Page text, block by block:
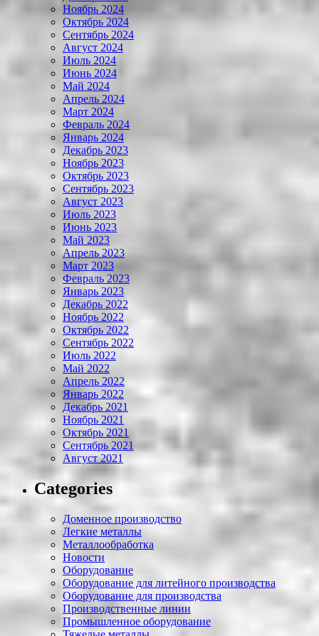
Ноябрь 2024
Октябрь 2024
Сентябрь 2024
Август 2024
Июль 2024
Июнь 2024
Май 2024
Апрель 2024
Март 2024
Февраль 2024
Январь 2024
Декабрь 2023
Ноябрь 2023
Октябрь 2023
Сентябрь 2023
Август 2023
Июль 2023
Июнь 2023
Май 2023
Апрель 2023
Март 2023
Февраль 2023
Январь 2023
Декабрь 2022
Ноябрь 2022
Октябрь 2022
Сентябрь 2022
Июль 2022
Май 2022
Апрель 2022
Январь 2022
Декабрь 2021
Ноябрь 2021
Октябрь 2021
Сентябрь 2021
Август 2021
Categories
Доменное производство
Легкие металлы
Металлообработка
Новости
Оборудование
Оборудование для литейного производства
Оборудование для производства
Производственные линии
Промышленное оборудование